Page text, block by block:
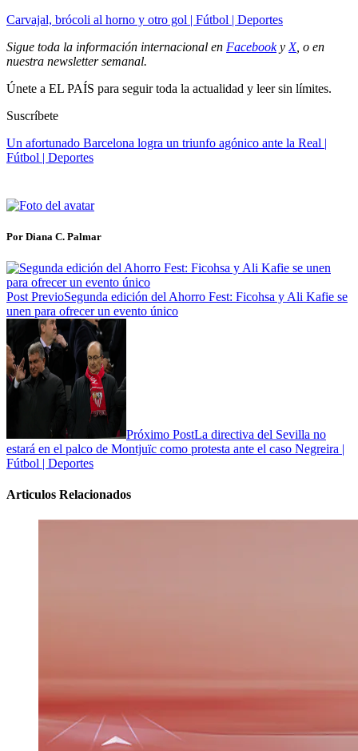
Carvajal, brócoli al horno y otro gol | Fútbol | Deportes
Sigue toda la información internacional en Facebooky X, o en
nuestra newsletter semanal.
Únete a EL PAÍS para seguir toda la actualidad y leer sin límites.
Suscríbete
Un afortunado Barcelona logra un triunfo agónico ante la Real |
Fútbol | Deportes
Por Diana C. Palmar
Post PrevioSegunda edición del Ahorro Fest: Ficohsa y Ali Kafie se
unen para ofrecer un evento único
Próximo PostLa directiva del Sevilla no
estará en el palco de Montjuïc como protesta ante el caso Negreira |
Fútbol | Deportes
Articulos Relacionados